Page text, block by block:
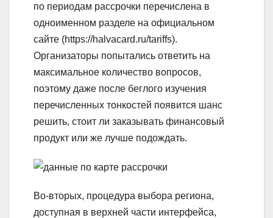
по периодам рассрочки перечислена в
одноименном разделе на официальном
сайте (https://halvacard.ru/tariffs).
Организаторы попытались ответить на
максимальное количество вопросов,
поэтому даже после беглого изучения
перечисленных тонкостей появится шанс
решить, стоит ли заказывать финансовый
продукт или же лучше подождать.
Во-вторых, процедура выбора региона,
доступная в верхней части интерфейса,